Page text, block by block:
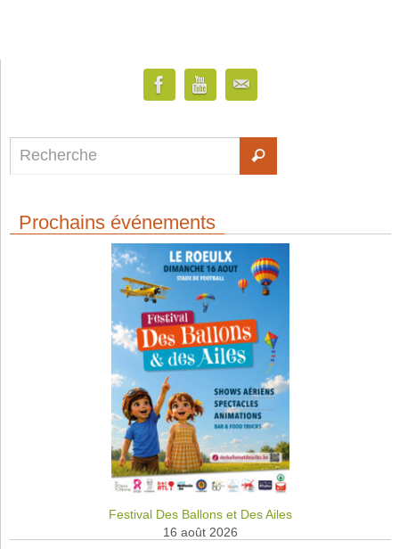
Prochains événements
Festival Des Ballons et Des Ailes
16 août 2026